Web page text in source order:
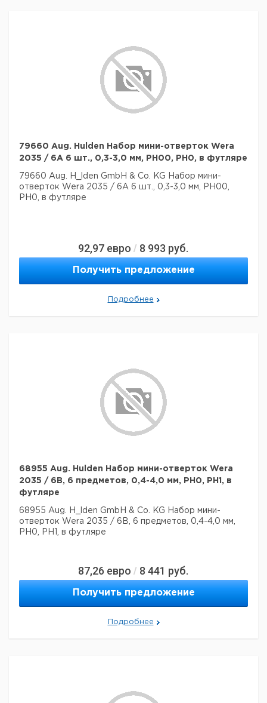
79660 Aug. Hulden Набор мини-отверток Wera
2035 / 6A 6 шт., 0,3-3,0 мм, PH00, PH0, в футляре
79660 Aug. H_lden GmbH & Co. KG Набор мини-
отверток Wera 2035 / 6A 6 шт., 0,3-3,0 мм, PH00,
PH0, в футляре
92,97 евро / 8 993 руб.
Получить предложение
Подробнее
68955 Aug. Hulden Набор мини-отверток Wera
2035 / 6B, 6 предметов, 0,4-4,0 мм, PH0, PH1, в
футляре
68955 Aug. H_lden GmbH & Co. KG Набор мини-
отверток Wera 2035 / 6B, 6 предметов, 0,4-4,0 мм,
PH0, PH1, в футляре
87,26 евро / 8 441 руб.
Получить предложение
Подробнее